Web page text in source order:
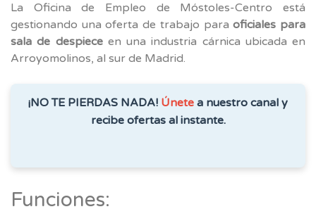
La Oficina de Empleo de Móstoles-Centro está
gestionando una oferta de trabajo paraoficiales para
sala de despieceen una industria cárnica ubicada en
Arroyomolinos, al sur de Madrid.
¡NO TE PIERDAS NADA! Únete a nuestro canal y
recibe ofertas al instante.
Funciones: